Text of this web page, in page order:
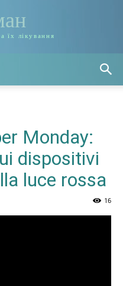
їх лікування
Monday:
dispositivi
luce rossa
16